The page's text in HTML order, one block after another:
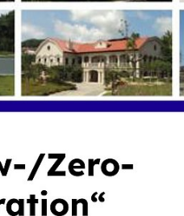
in
dem CSTID und
zu Low-/Zero-Carbon-
Maßnahmen zu fördern